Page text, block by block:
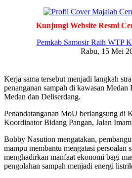
Kunjungi Website Resmi
Pemkab Samosir Raih WTP
Rabu, 15 Mei
Kerja sama tersebut menjadi langkah
penanganan sampah di kawasan
Medan dan Deliserdang.
Penandatanganan MoU berlangsung di
Koordinator Bidang Pangan, Jalan
Bobby Nasution mengatakan,
mampu membantu mengatasi persoalan
menghadirkan manfaat ekonomi bagi
pengolahan sampah menjadi energi